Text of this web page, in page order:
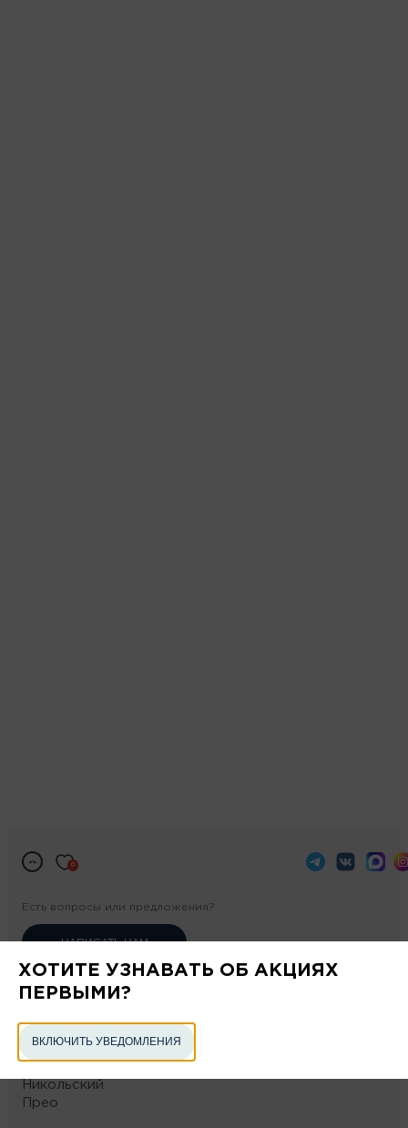
0
Есть вопросы или предложения?
НАПИСАТЬ НАМ
Проекты в Тюмени
Мириады
Айвазовский
Никольский
Прео
ХОТИТЕ УЗНАВАТЬ ОБ АКЦИЯХ
ПЕРВЫМИ?
ВКЛЮЧИТЬ УВЕДОМЛЕНИЯ